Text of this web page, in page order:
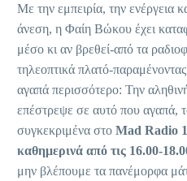
Με την εμπειρία, την ενέργεια
άνεση, η Φαίη Βώκου έχει
μέσο κι αν βρεθεί-από τα
τηλεοπτικά πλατό-
αγαπά περισσότερο: Την
επέστρεψε σε αυτό που αγαπά,
συγκεκριμένα στο Mad Radio
καθημερινά από τις 16.00-
μην βλέπουμε τα πανέμορφα